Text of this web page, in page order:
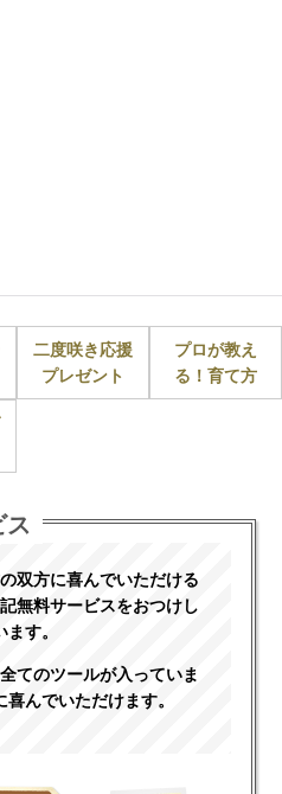
二度咲き応援
プレゼント
プロが教え
る！育て方
ス
双方に喜んでいただける
無料サービスをおつけし
ます。
てのツールが入っていま
んでいただけます。